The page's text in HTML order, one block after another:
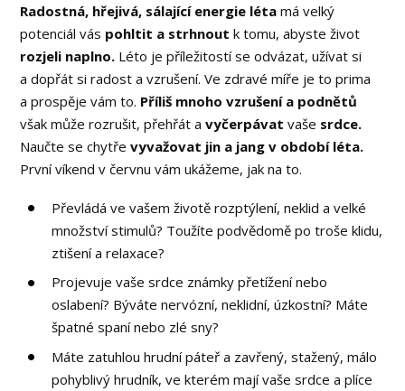
Radostná, hřejivá, sálající energie léta má velký
potenciál vás pohltit a strhnout k tomu, abyste život
rozjeli naplno. Léto je příležitostí se odvázat, užívat si
a dopřát si radost a vzrušení. Ve zdravé míře je to prima
a prospěje vám to. Příliš mnoho vzrušení a podnětů
však může rozrušit, přehřát a vyčerpávatvaše srdce.
Naučte se chytřevyvažovat jin a jang v období léta.
První víkend v červnu vám ukážeme, jak na to.
Převládá ve vašem životě rozptýlení, neklid a velké
množství stimulů? Toužíte podvědomě po troše klidu,
ztišení a relaxace?
Projevuje vaše srdce známky přetížení nebo
oslabení? Býváte nervózní, neklidní, úzkostní? Máte
špatné spaní nebo zlé sny?
Máte zatuhlou hrudní páteř a zavřený, stažený, málo
pohyblivý hrudník, ve kterém mají vaše srdce a plíce